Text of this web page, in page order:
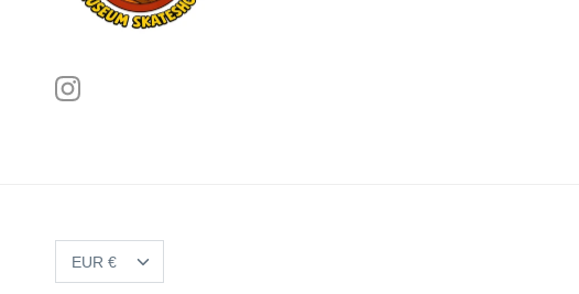
EUR €